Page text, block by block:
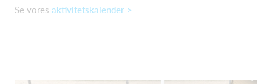
Se vores aktivitetskalender >